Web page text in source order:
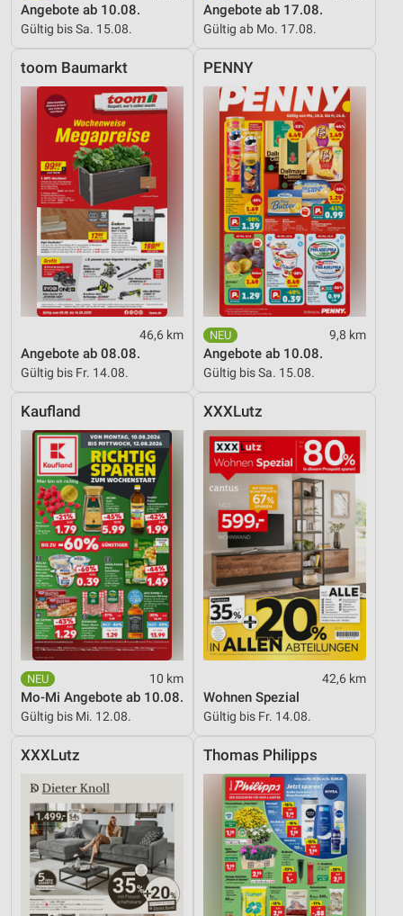
Angebote ab 10.08.
Gültig bis Sa. 15.08.
Angebote ab 17.08.
Gültig ab Mo. 17.08.
toom Baumarkt
46,6 km
Angebote ab 08.08.
Gültig bis Fr. 14.08.
PENNY
9,8 km
Angebote ab 10.08.
Gültig bis Sa. 15.08.
Kaufland
10 km
Mo-Mi Angebote ab 10.08.
Gültig bis Mi. 12.08.
XXXLutz
42,6 km
Wohnen Spezial
Gültig bis Fr. 14.08.
XXXLutz Thomas Philipps